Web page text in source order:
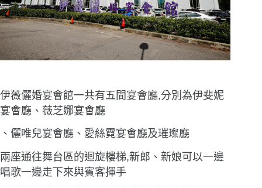
伊薇儷婚宴會館一共有五間宴會廳,分別為伊斐妮
宴會廳、薇芝娜宴會廳
、儷唯兒宴會廳、愛絲霓宴會廳及璀璨廳
兩座通往舞台區的迴旋樓梯,新郎、新娘可以一邊
唱歌一邊走下來與賓客揮手